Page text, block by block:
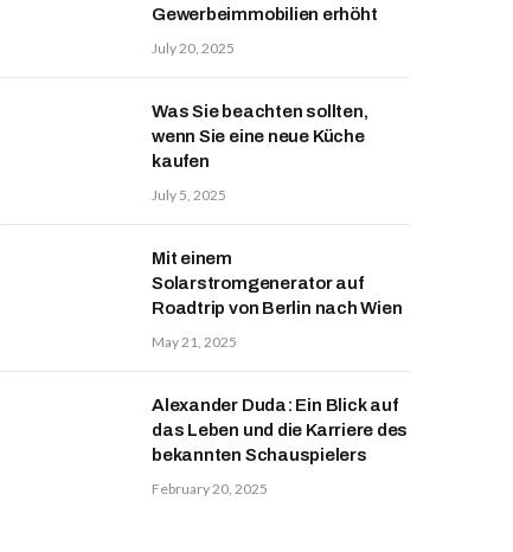
Gewerbeimmobilien erhöht
July 20, 2025
Was Sie beachten sollten,
wenn Sie eine neue Küche
kaufen
July 5, 2025
Mit einem
Solarstromgenerator auf
Roadtrip von Berlin nach Wien
May 21, 2025
Alexander Duda: Ein Blick auf
das Leben und die Karriere des
bekannten Schauspielers
February 20, 2025